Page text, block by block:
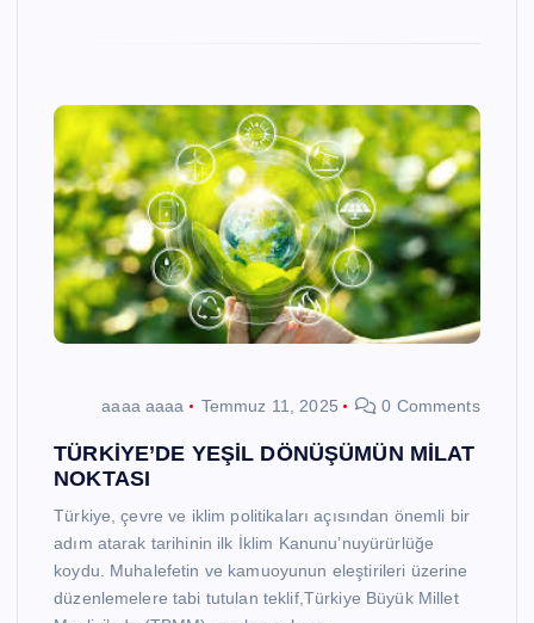
aaaa aaaa Temmuz 11, 2025 0 Comments
TÜRKİYE’DE YEŞİL DÖNÜŞÜMÜN MİLAT
NOKTASI
Türkiye, çevre ve iklim politikaları açısından önemli bir
adım atarak tarihinin ilk İklim Kanunu’nuyürürlüğe
koydu. Muhalefetin ve kamuoyunun eleştirileri üzerine
düzenlemelere tabi tutulan teklif,Türkiye Büyük Millet